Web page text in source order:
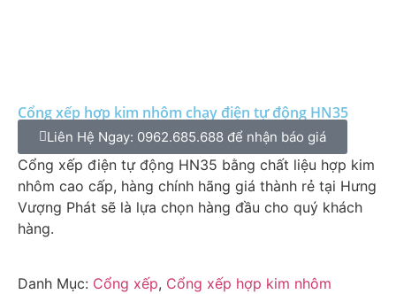
Cổng xếp hợp kim nhôm chạy điện tự động HN35
Liên Hệ Ngay: 0962.685.688 để nhận báo giá
Cổng xếp điện tự động HN35 bằng chất liệu hợp kim
nhôm cao cấp, hàng chính hãng giá thành rẻ tại Hưng
Vượng Phát sẽ là lựa chọn hàng đầu cho quý khách
hàng.
Danh Mục: Cổng xếp, Cổng xếp hợp kim nhôm